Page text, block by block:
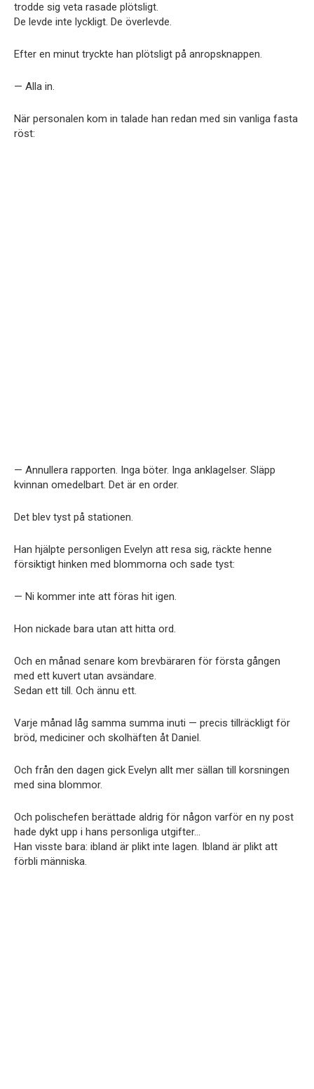
trodde sig veta rasade plötsligt.
De levde inte lyckligt. De överlevde.
Efter en minut tryckte han plötsligt på anropsknappen.
— Alla in.
När personalen kom in talade han redan med sin vanliga fasta
röst:
— Annullera rapporten. Inga böter. Inga anklagelser. Släpp
kvinnan omedelbart. Det är en order.
Det blev tyst på stationen.
Han hjälpte personligen Evelyn att resa sig, räckte henne
försiktigt hinken med blommorna och sade tyst:
— Ni kommer inte att föras hit igen.
Hon nickade bara utan att hitta ord.
Och en månad senare kom brevbäraren för första gången
med ett kuvert utan avsändare.
Sedan ett till. Och ännu ett.
Varje månad låg samma summa inuti — precis tillräckligt för
bröd, mediciner och skolhäften åt Daniel.
Och från den dagen gick Evelyn allt mer sällan till korsningen
med sina blommor.
Och polischefen berättade aldrig för någon varför en ny post
hade dykt upp i hans personliga utgifter…
Han visste bara: ibland är plikt inte lagen. Ibland är plikt att
förbli människa.